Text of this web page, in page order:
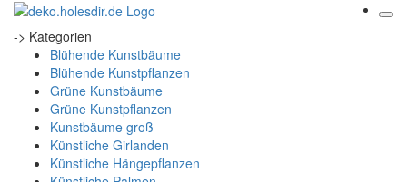
-> Kategorien
Blühende Kunstbäume
Blühende Kunstpflanzen
Grüne Kunstbäume
Grüne Kunstpflanzen
Kunstbäume groß
Künstliche Girlanden
Künstliche Hängepflanzen